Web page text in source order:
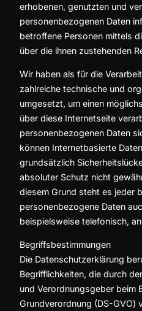
erhobenen, genutzten und
personenbezogenen Daten
betroffene Personen mittels
über die ihnen zustehenden
Wir haben als für die
zahlreiche technische und
umgesetzt, um einen
über diese Internetseite
personenbezogenen Daten
können Internetbasierte
grundsätzlich
absoluter Schutz nicht
diesem Grund steht es jeder
personenbezogene Daten
beispielsweise telefonisch,
Begriffsbestimmungen
Die Datenschutzerklärung
Begrifflichkeiten, die durch
und Verordnungsgeber beim
Grundverordnung (DS-GVO)